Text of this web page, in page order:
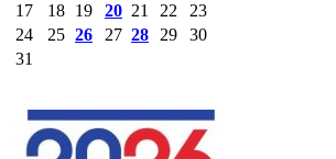
17
18 19 20 21 22
23
24
25 26 27 28 29
30
31